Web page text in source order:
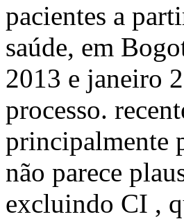
pacientes a
saúde, em
2013 e janeiro
processo.
principalmente
não parece
excluindo CI ,